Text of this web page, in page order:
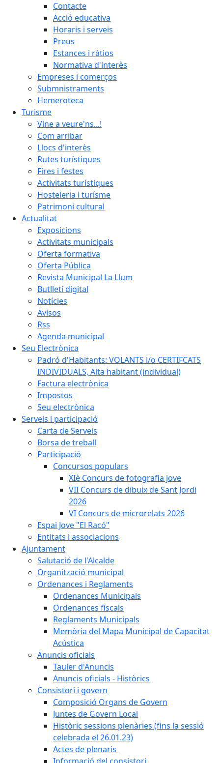
Contacte
Acció educativa
Horaris i serveis
Preus
Estances i ràtios
Normativa d'interès
Empreses i comerços
Submnistraments
Hemeroteca
Turisme
Vine a veure'ns...!
Com arribar
Llocs d'interès
Rutes turístiques
Fires i festes
Activitats turístiques
Hosteleria i turísme
Patrimoni cultural
Actualitat
Exposicions
Activitats municipals
Oferta formativa
Oferta Pública
Revista Municipal La Llum
Butlletí digital
Notícies
Avisos
Rss
Agenda municipal
Seu Electrònica
Padró d'Habitants: VOLANTS i/o CERTIFCATS
INDIVIDUALS, Alta habitant (individual)
Factura electrònica
Impostos
Seu electrònica
Serveis i participació
Carta de Serveis
Borsa de treball
Participació
Concursos populars
XIè Concurs de fotografia jove
VII Concurs de dibuix de Sant Jordi
2026
VI Concurs de microrelats 2026
Espai Jove "El Racó"
Entitats i associacions
Ajuntament
Salutació de l'Alcalde
Organització municipal
Ordenances i Reglaments
Ordenances Municipals
Ordenances fiscals
Reglaments Municipals
Memòria del Mapa Municipal de Capacitat
Acústica
Anuncis oficials
Tauler d'Anuncis
Anuncis oficials - Històrics
Consistori i govern
Composició Organs de Govern
Juntes de Govern Local
Històric sessions plenàries (fins la sessió
celebrada el 26.01.23)
Actes de plenaris